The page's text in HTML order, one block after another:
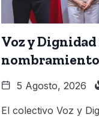
Voz y
nombramiento
5 Agosto, 2026
El colectivo Voz y